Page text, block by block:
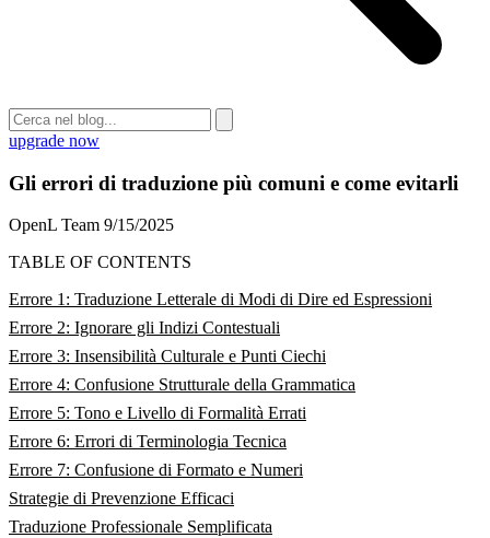
upgrade now
Gli errori di traduzione più comuni e come evitarli
OpenL Team 9/15/2025
TABLE OF CONTENTS
Errore 1: Traduzione Letterale di Modi di Dire ed Espressioni
Errore 2: Ignorare gli Indizi Contestuali
Errore 3: Insensibilità Culturale e Punti Ciechi
Errore 4: Confusione Strutturale della Grammatica
Errore 5: Tono e Livello di Formalità Errati
Errore 6: Errori di Terminologia Tecnica
Errore 7: Confusione di Formato e Numeri
Strategie di Prevenzione Efficaci
Traduzione Professionale Semplificata